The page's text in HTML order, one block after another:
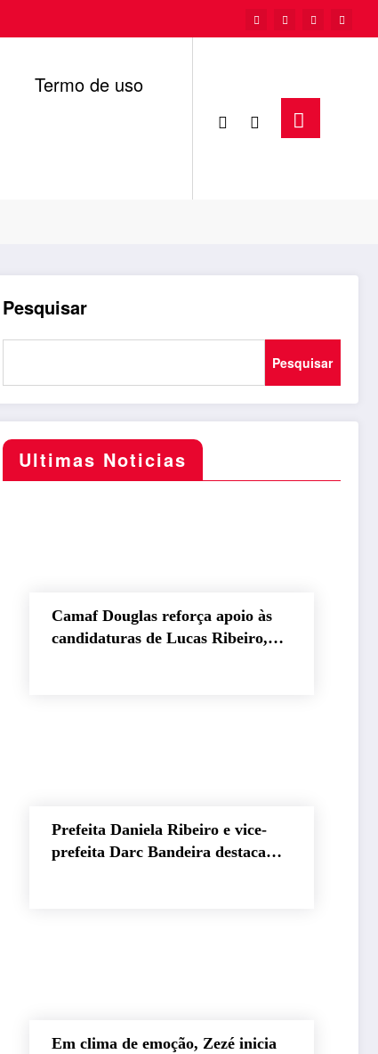
Termo de uso
Pesquisar
Pesquisar
Ultimas Noticias
Camaf Douglas reforça apoio às
candidaturas de Lucas Ribeiro,
Prefeita Daniela Ribeiro e vice-
prefeita Darc Bandeira destacam
Em clima de emoção, Zezé inicia